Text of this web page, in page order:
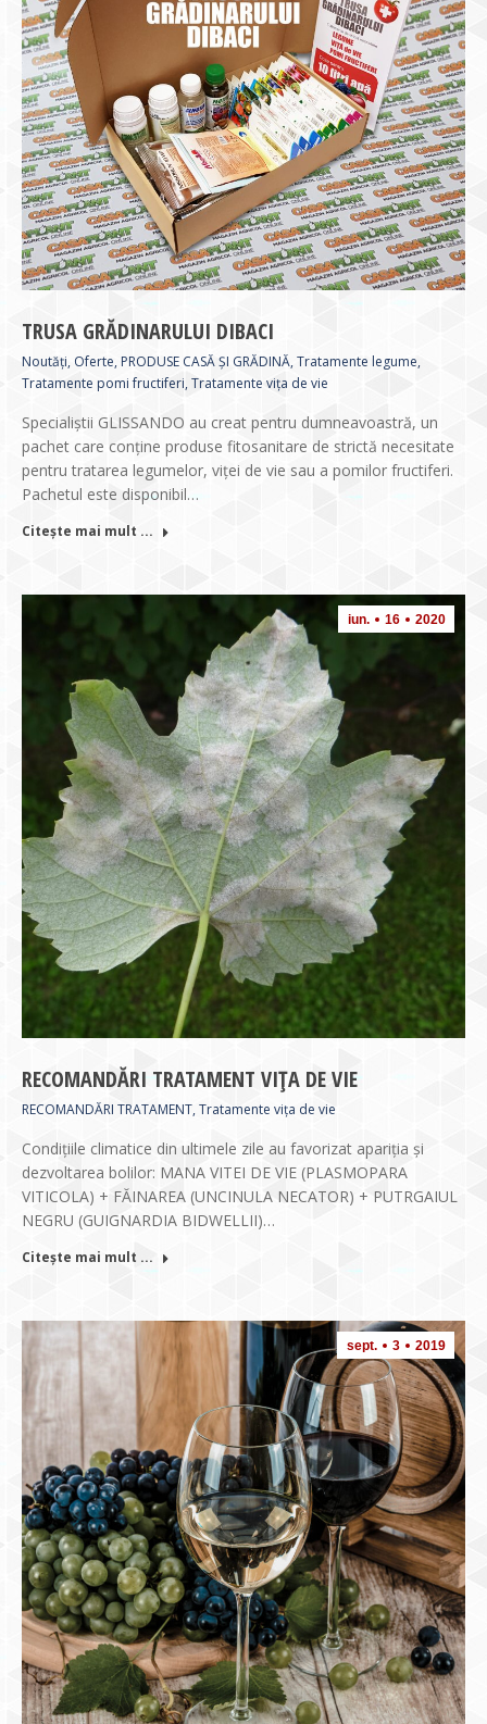
TRUSA GRĂDINARULUI DIBACI
Noutăți, Oferte, PRODUSE CASĂ ȘI GRĂDINĂ,Tratamente legume,
Tratamente pomi fructiferi, Tratamente vița de vie
Specialiștii GLISSANDO au creat pentru dumneavoastră, un
pachet care conține produse fitosanitare de strictă necesitate
pentru tratarea legumelor, viței de vie sau a pomilor fructiferi.
Pachetul este disponibil…
Citește mai mult ...
iun. 16 2020
RECOMANDĂRI TRATAMENT VIȚA DE VIE
RECOMANDĂRI TRATAMENT,Tratamente vița de vie
Condiţiile climatice din ultimele zile au favorizat apariţia şi
dezvoltarea bolilor: MANA VITEI DE VIE (PLASMOPARA
VITICOLA) + FĂINAREA (UNCINULA NECATOR) + PUTRGAIUL
NEGRU (GUIGNARDIA BIDWELLII)…
Citește mai mult ...
sept. 3 2019